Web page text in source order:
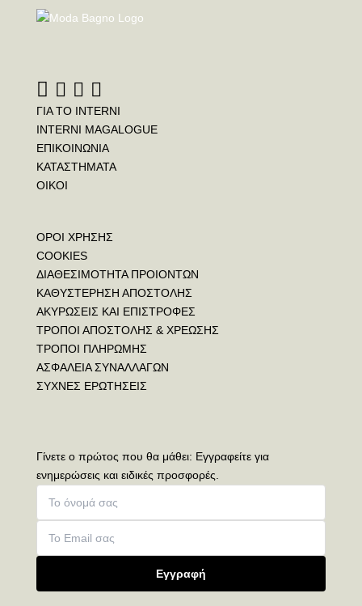
ΓΙΑ ΤΟ INTERNI
INTERNI MAGALOGUE
ΕΠΙΚΟΙΝΩΝΙΑ
ΚΑΤΑΣΤΗΜΑΤΑ
ΟΙΚΟΙ
ΟΡΟΙ ΧΡΗΣΗΣ
COOKIES
ΔΙΑΘΕΣΙΜΟΤΗΤΑ ΠΡΟΙΟΝΤΩΝ
ΚΑΘΥΣΤΕΡΗΣΗ ΑΠΟΣΤΟΛΗΣ
ΑΚΥΡΩΣΕΙΣ ΚΑΙ ΕΠΙΣΤΡΟΦΕΣ
ΤΡΟΠΟΙ ΑΠΟΣΤΟΛΗΣ & ΧΡΕΩΣΗΣ
ΤΡΟΠΟΙ ΠΛΗΡΩΜΗΣ
ΑΣΦΑΛΕΙΑ ΣΥΝΑΛΛΑΓΩΝ
ΣΥΧΝΕΣ ΕΡΩΤΗΣΕΙΣ
Γίνετε ο πρώτος που θα μάθει: Εγγραφείτε για
ενημερώσεις και ειδικές προσφορές.
Εγγραφή